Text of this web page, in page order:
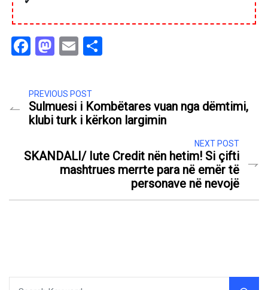
Facebook
Mastodon
Email
PREVIOUS POST
Sulmuesi i Kombëtares vuan nga dëmtimi,
klubi turk i kërkon largimin
NEXT POST
SKANDALI/ Iute Credit nën hetim! Si çifti
mashtrues merrte para në emër të
personave në nevojë